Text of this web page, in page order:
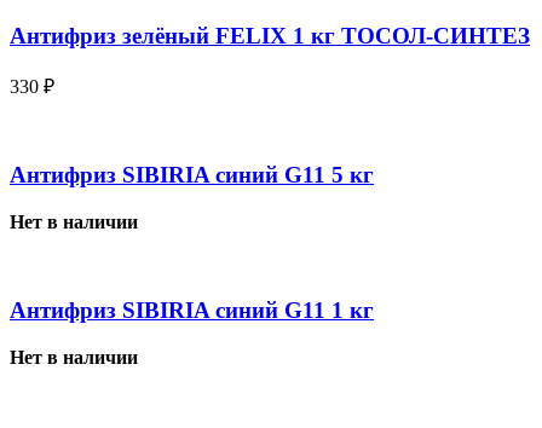
Антифриз зелёный FELIX 1 кг ТОСОЛ-СИНТЕЗ
330 ₽
Антифриз SIBIRIA синий G11 5 кг
Нет в наличии
Антифриз SIBIRIA синий G11 1 кг
Нет в наличии